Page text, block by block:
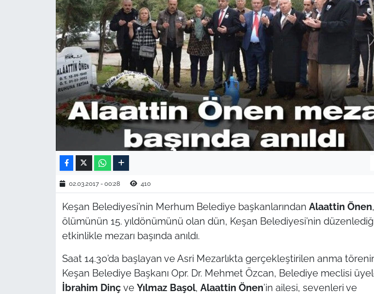
02.03.2017 - 00:28 410
Keşan Belediyesi’nin Merhum Belediye başkanlarından Alaattin Önen,
ölümünün 15. yıldönümünü olan dün, Keşan Belediyesi’nin
etkinlikle mezarı başında anıldı.
Saat 14.30’da başlayan ve Asri Mezarlıkta gerçekleştirilen anma
Keşan Belediye Başkanı Opr. Dr. Mehmet Özcan, Belediye meclisi
İbrahim Dinç ve Yılmaz Başol, Alaattin Önen’in ailesi, sevenleri ve
EĞİTİM
TARIM VE HAYVANCILIK
KÜLTÜR SANAT
RESMİ İLAN
TEKİRDAĞ
ÇANAKKALE
TÜRKİYE